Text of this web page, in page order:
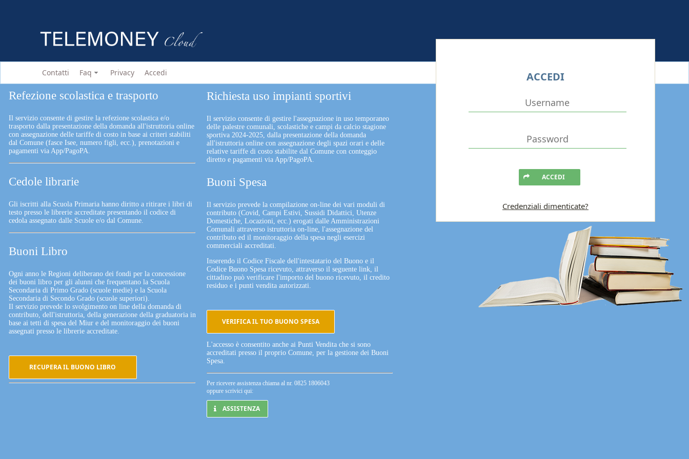
Contatti Faq Privacy Accedi
Refezione scolastica e trasporto
Il servizio consente di gestire la refezione scolastica e/o
trasporto dalla presentazione della domanda all'istruttoria online
con assegnazione delle tariffe di costo in base ai criteri stabiliti
dal Comune (fasce Isee, numero figli, ecc.), prenotazioni e
pagamenti via App/PagoPA.
Cedole librarie
Gli iscritti alla Scuola Primaria hanno diritto a ritirare i libri di
testo presso le librerie accreditate presentando il codice di
cedola assegnato dalle Scuole e/o dal Comune.
Buoni Libro
Ogni anno le Regioni deliberano dei fondi per la concessione
dei buoni libro per gli alunni che frequentano la Scuola
Secondaria di Primo Grado (scuole medie) e la Scuola
Secondaria di Secondo Grado (scuole superiori).
Il servizio prevede lo svolgimento on line della domanda di
contributo, dell'istruttoria, della generazione della graduatoria in
base ai tetti di spesa del Miur e del monitoraggio dei buoni
assegnati presso le librerie accreditate.
RECUPERA IL BUONO LIBRO
Richiesta uso impianti sportivi
Il servizio consente di gestire l'assegnazione in uso temporaneo
delle palestre comunali, scolastiche e campi da calcio stagione
sportiva 2024-2025, dalla presentazione della domanda
all'istruttoria online con assegnazione degli spazi orari e delle
relative tariffe di costo stabilite dal Comune con conteggio
diretto e pagamenti via App/PagoPA.
Buoni Spesa
Il servizio prevede la compilazione on-line dei vari moduli di
contributo (Covid, Campi Estivi, Sussidi Didattici, Utenze
Domestiche, Locazioni, ecc.) erogati dalle Amministrazioni
Comunali attraverso istruttoria on-line, l'assegnazione del
contributo ed il monitoraggio della spesa negli esercizi
commerciali accreditati.
Inserendo il Codice Fiscale dell'intestatario del Buono e il
Codice Buono Spesa ricevuto, attraverso il seguente link, il
cittadino può verificare l'importo del buono ricevuto, il credito
residuo e i punti vendita autorizzati.
VERIFICA IL TUO BUONO SPESA
L'accesso è consentito anche ai Punti Vendita che si sono
accreditati presso il proprio Comune, per la gestione dei Buoni
Spesa.
Per ricevere assistenza chiama al nr. 0825 1806043
oppure scrivici qui:
ASSISTENZA
ACCEDI
ACCEDI
Credenziali dimenticate?